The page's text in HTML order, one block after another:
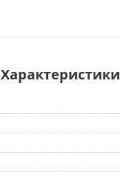
Характеристики